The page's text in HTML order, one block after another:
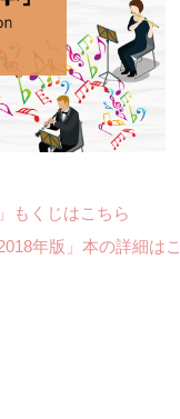
もくじはこちら
年版」本の詳細は